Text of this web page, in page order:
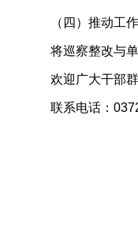
（四）推动工
将巡察整改与
欢迎广大干部
联系电话：